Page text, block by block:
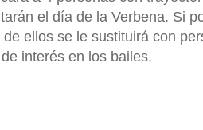
el día de la Verbena. Si
ellos se le sustituirá con
interés en los bailes.